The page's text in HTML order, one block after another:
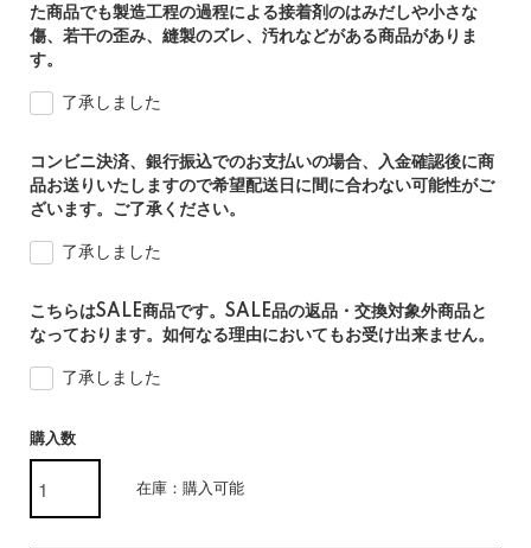
た商品でも製造工程の過程による接着剤のはみだしや小さな
傷、若干の歪み、縫製のズレ、汚れなどがある商品がありま
す。
了承しました
コンビニ決済、銀行振込でのお支払いの場合、入金確認後に商
品お送りいたしますので希望配送日に間に合わない可能性がご
ざいます。ご了承ください。
了承しました
こちらはSALE商品です。SALE品の返品・交換対象外商品と
なっております。如何なる理由においてもお受け出来ません。
了承しました
購入数
在庫：購入可能